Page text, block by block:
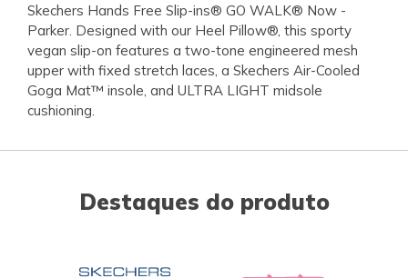
Skechers Hands Free Slip-ins® GO WALK® Now -
Parker. Designed with our Heel Pillow®, this sporty
vegan slip-on features a two-tone engineered mesh
upper with fixed stretch laces, a Skechers Air-Cooled
Goga Mat™ insole, and ULTRA LIGHT midsole
cushioning.
Destaques do produto